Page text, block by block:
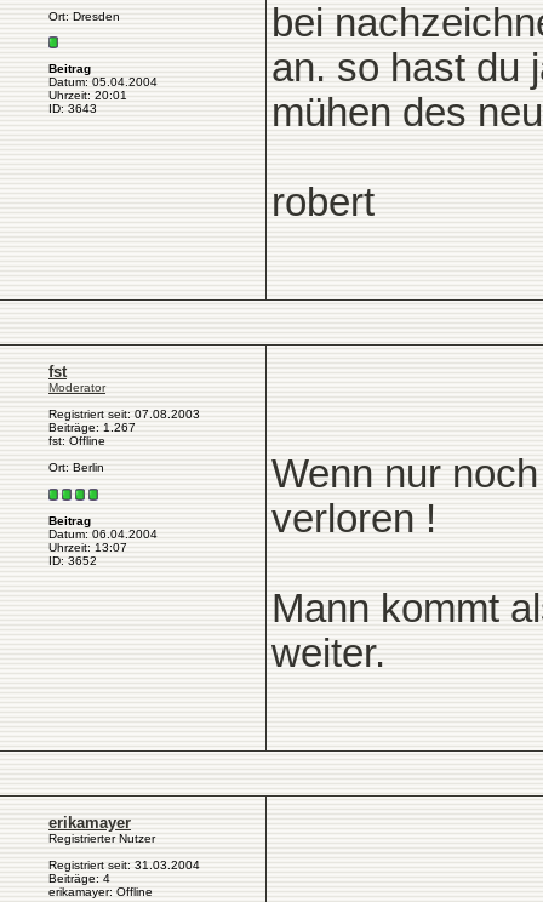
Ort: Dresden
Beitrag
Datum: 05.04.2004
Uhrzeit: 20:01
ID: 3643
bei
an. so hast du
mühen des
robert
fst
Moderator
Registriert seit: 07.08.2003
Beiträge: 1.267
fst: Offline
Ort: Berlin
Beitrag
Datum: 06.04.2004
Uhrzeit: 13:07
ID: 3652
Wenn nur
verloren !
Mann kommt
weiter.
erikamayer
Registrierter Nutzer
Registriert seit: 31.03.2004
Beiträge: 4
erikamayer: Offline